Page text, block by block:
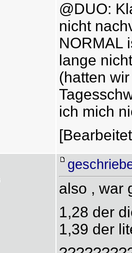
@DUO:
nicht
NORMAL
lange
(hatten
ich mich
also , war
1,28 der
1,39 der